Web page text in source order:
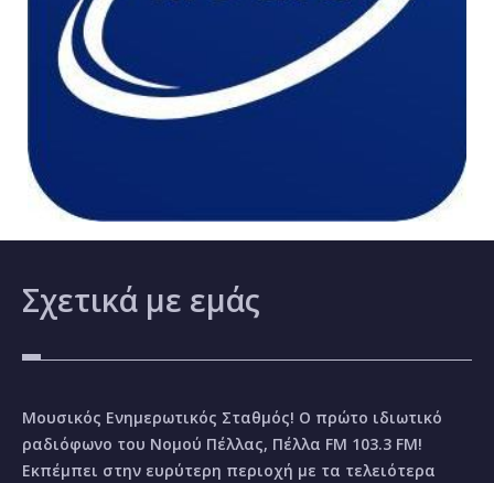
Σχετικά με εμάς
Μουσικός Ενημερωτικός Σταθμός! Ο πρώτο ιδιωτικό
ραδιόφωνο του Νομού Πέλλας, Πέλλα FM 103.3 FM!
Εκπέμπει στην ευρύτερη περιοχή με τα τελειότερα